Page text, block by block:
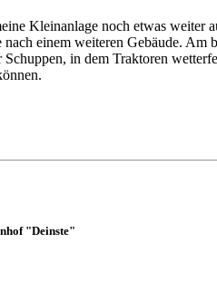
Kleinanlage noch etwas weiter
einem weiteren Gebäude. Am
in dem Traktoren
"Deinste"